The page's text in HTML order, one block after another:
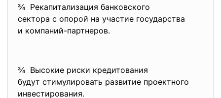
¾ Рекапитализация банковского
сектора с опорой на участие государства
и компаний-партнеров.
¾ Высокие риски кредитования
будут стимулировать развитие проектного
инвестирования.